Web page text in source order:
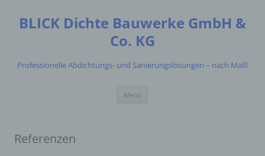
springen
BLICK Dichte Bauwerke GmbH &
Co. KG
Professionelle Abdichtungs- und Sanierungslösungen – nach Maß!
Menü
Referenzen